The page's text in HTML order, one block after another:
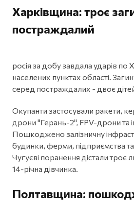
Харківщина: троє
постраждалий
росія за добу завдала ударів по
населених пунктах області.
серед постраждалих - двоє
Окупанти застосували ракети,
дрони "Герань-2", FPV-дрони та
Пошкоджено залізничну
будинки, ферми, підприємства
Чугуєві поранення дістали
14-річна дівчинка.
Полтавщина: